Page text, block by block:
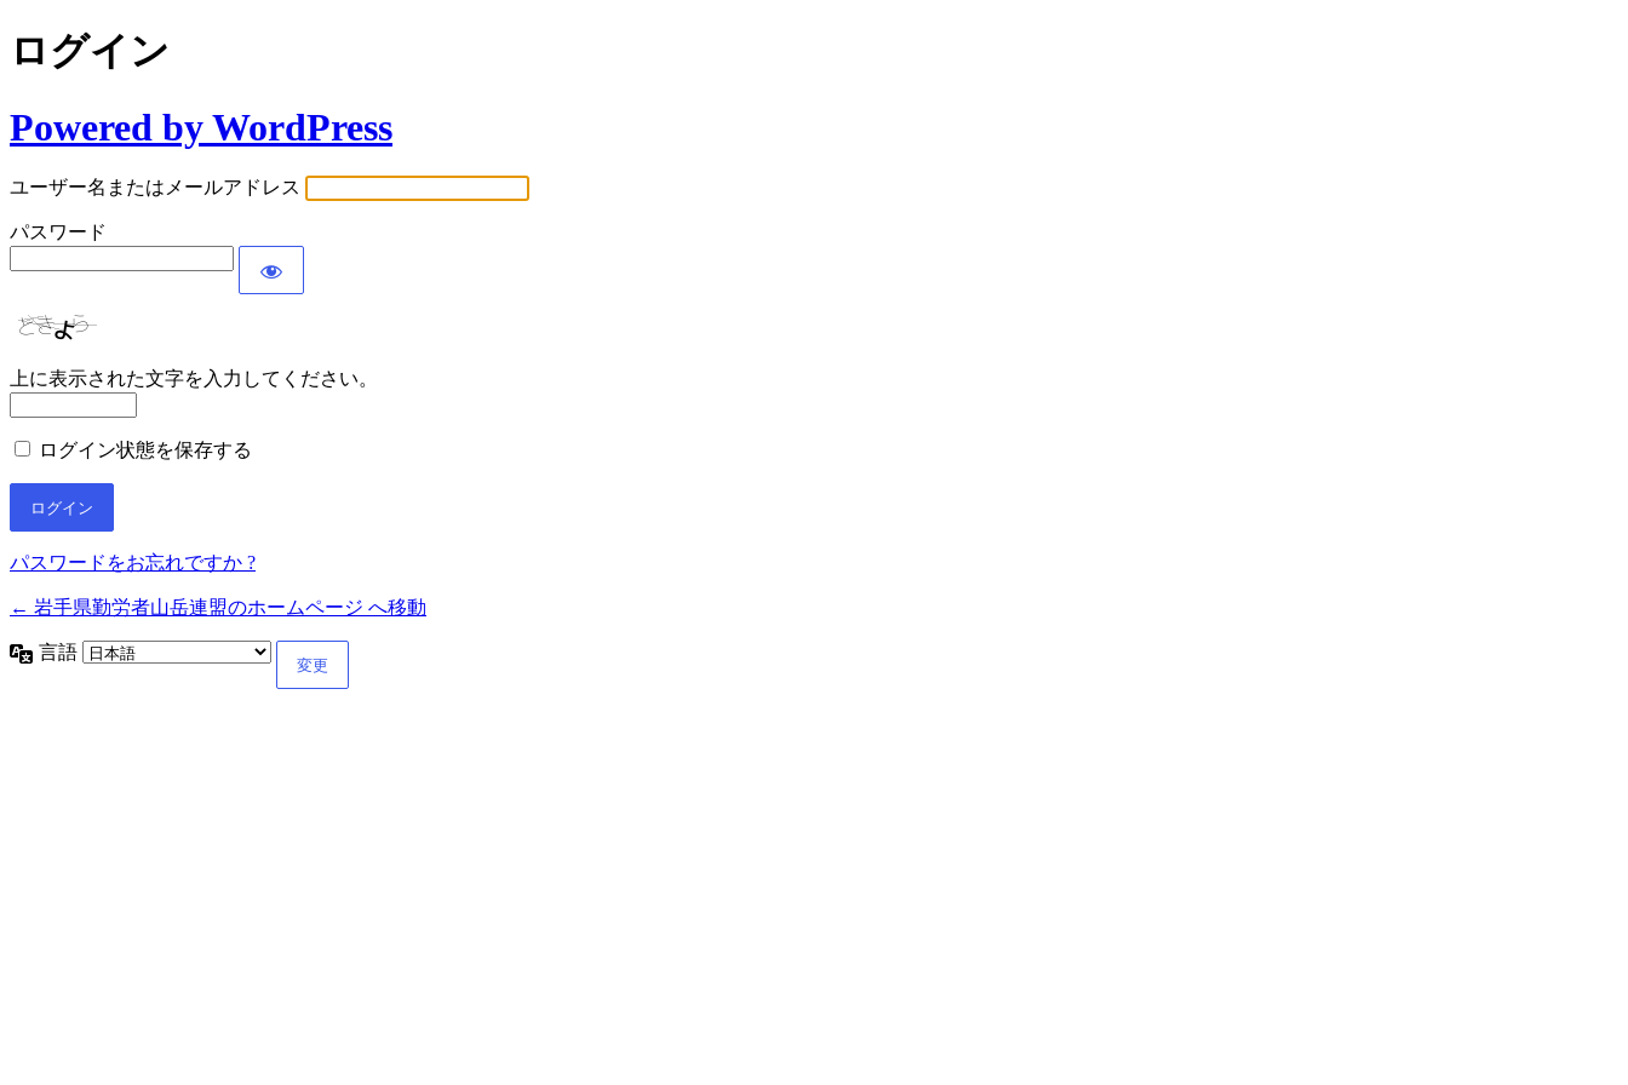
ログイン
Powered by WordPress
ユーザー名またはメールアドレス
パスワード
上に表示された文字を入力してください。
ログイン状態を保存する
パスワードをお忘れですか ?
← 岩手県勤労者山岳連盟のホームページ へ移動
言語